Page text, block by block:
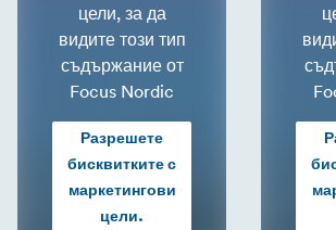
цели, за да
видите този тип
съдържание от
Focus Nordic
Разрешете
бисквитките с
маркетингови
цели.